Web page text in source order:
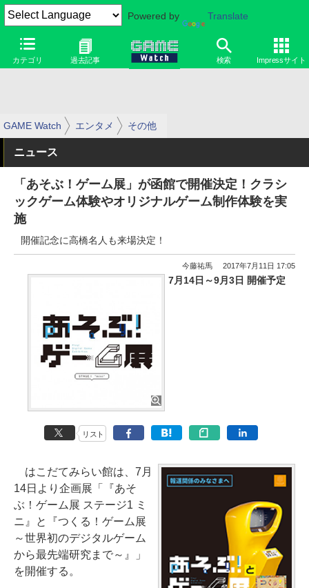
Powered by Translate
カテゴリ 過去記事 検索 Impressサイト
GAME Watch エンタメ その他
ニュース
「あそぶ！ゲーム展」が函館で開催決定！クラシ
ックゲーム体験やオリジナルゲーム制作体験を実
施
開催記念に高橋名人も来場決定！
今藤祐馬 2017年7月11日 17:05
7月14日～9月3日 開催予定
リスト
はこだてみらい館は、7月
14日より企画展「『あそ
ぶ！ゲーム展 ステージ1 ミ
ニ』と『つくる！ゲーム展
～世界初のデジタルゲーム
から最先端研究まで～』」
を開催する。